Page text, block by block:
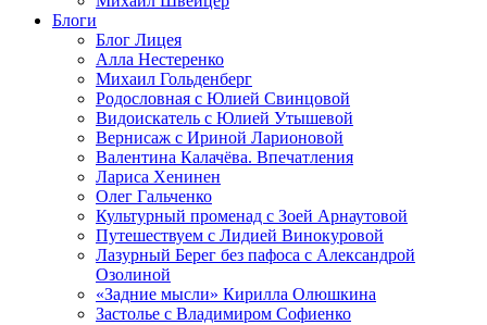
Блоги
Блог Лицея
Алла Нестеренко
Михаил Гольденберг
Родословная с Юлией Свинцовой
Видоискатель с Юлией Утышевой
Вернисаж с Ириной Ларионовой
Валентина Калачёва. Впечатления
Лариса Хенинен
Олег Гальченко
Культурный променад с Зоей Арнаутовой
Путешествуем с Лидией Винокуровой
Лазурный Берег без пафоса с Александрой
Озолиной
«Задние мысли» Кирилла Олюшкина
Застолье с Владимиром Софиенко